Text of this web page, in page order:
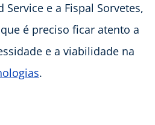
Service e a Fispal Sorvetes,
é preciso ficar atento a
e a viabilidade na
.